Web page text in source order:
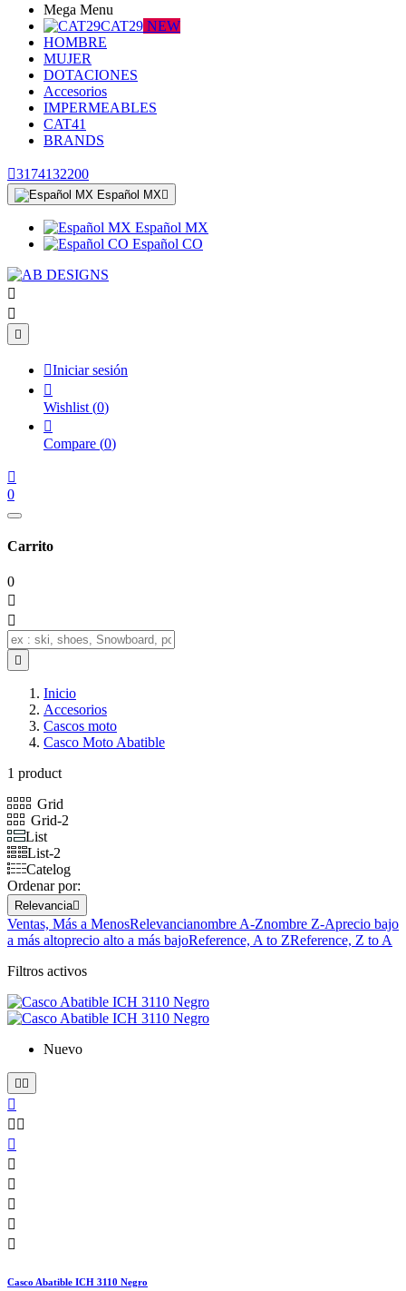
Mega Menu
CAT29 NEW
HOMBRE
MUJER
DOTACIONES
Accesorios
IMPERMEABLES
CAT41
BRANDS
3174132200
Español MX
Español MX
Español CO



Iniciar sesión

Wishlist (0)

Compare (0)

0
Carrito
0



Inicio
Accesorios
Cascos moto
Casco Moto Abatible
1 product
Grid
Grid-2
List
List-2
Catelog
Ordenar por:
Relevancia
Ventas, Más a MenosRelevancianombre A-Znombre Z-Aprecio bajo
a más altoprecio alto a más bajoReference, A to ZReference, Z to A
Filtros activos
Nuevo
 

 






Casco Abatible ICH 3110 Negro